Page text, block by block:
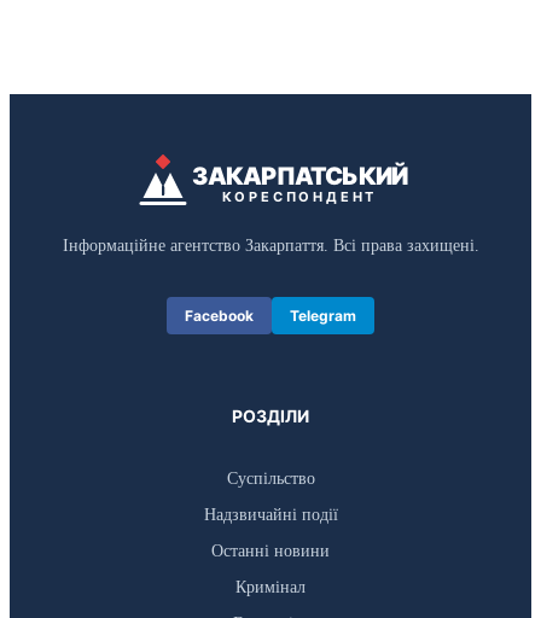
ЗАКАРПАТСЬКИЙ
КОРЕСПОНДЕНТ
Інформаційне агентство Закарпаття. Всі права захищені.
Facebook Telegram
РОЗДІЛИ
Суспільство
Надзвичайні події
Останні новини
Кримінал